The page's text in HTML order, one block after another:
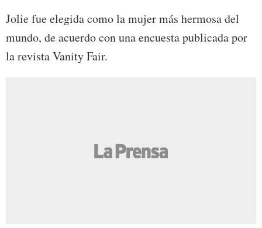
Jolie fue elegida como la mujer más hermosa del
mundo, de acuerdo con una encuesta publicada por
la revista Vanity Fair.